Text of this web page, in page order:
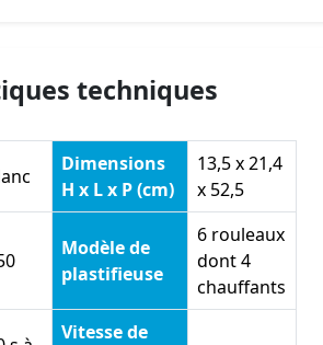
techniques
Dimensions
H x L x P (cm)
13,5 x 21,4
x 52,5
Modèle de
plastifieuse
6 rouleaux
dont 4
chauffants
Vitesse de